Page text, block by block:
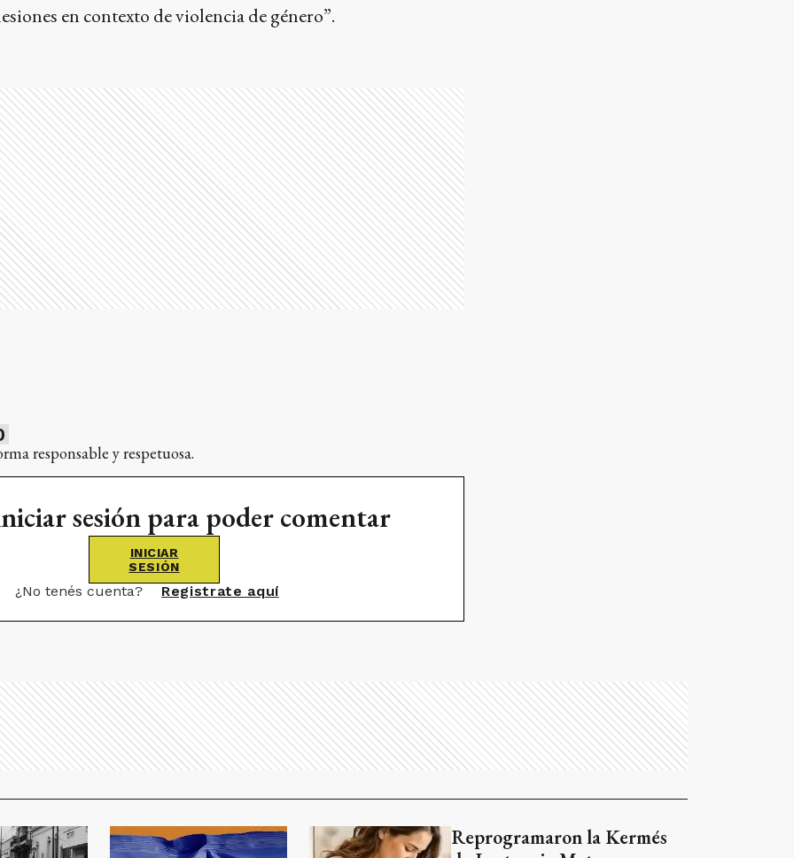
en contexto de violencia de género”.
responsable y respetuosa.
sesión para poder comentar
INICIAR
SESIÓN
¿No tenés cuenta? Registrate aquí
Reprogramaron la Kermés